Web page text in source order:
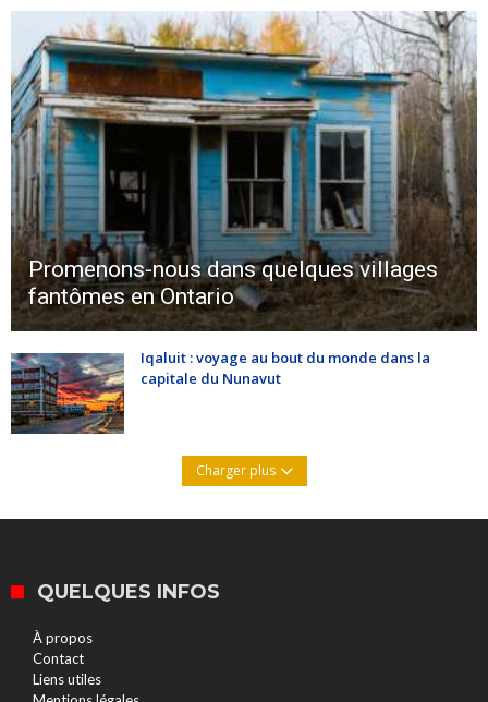
Promenons-nous dans quelques villages
fantômes en Ontario
Iqaluit : voyage au bout du monde dans la
capitale du Nunavut
Charger plus
QUELQUES INFOS
À propos
Contact
Liens utiles